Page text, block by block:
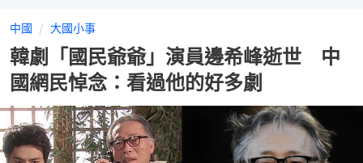
中國 大國小事
韓劇「國民爺爺」演員邊希峰逝世 中
國網民悼念：看過他的好多劇